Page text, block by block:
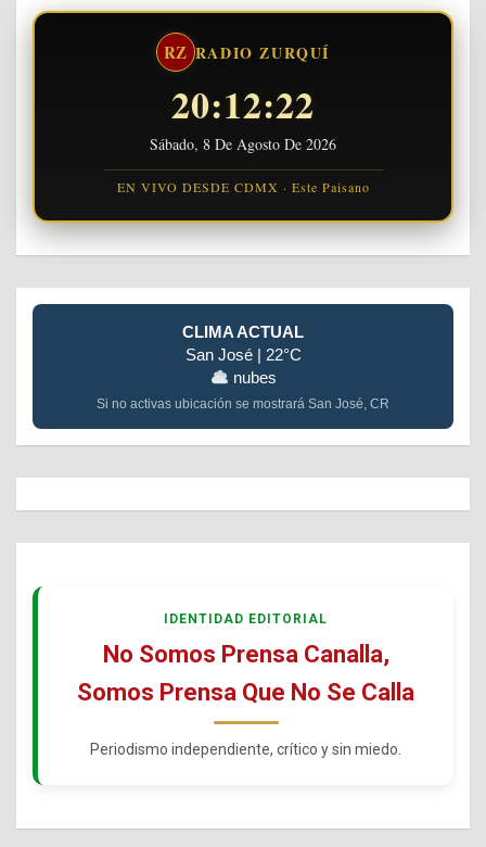
RZ RADIO ZURQUÍ
20:12:23
Sábado, 8 De Agosto De 2026
EN VIVO DESDE CDMX · Este Paisano
CLIMA ACTUAL
San José | 22°C
nubes
Si no activas ubicación se mostrará San José, CR
IDENTIDAD EDITORIAL
No Somos Prensa Canalla,
Somos Prensa Que No Se Calla
Periodismo independiente, crítico y sin miedo.